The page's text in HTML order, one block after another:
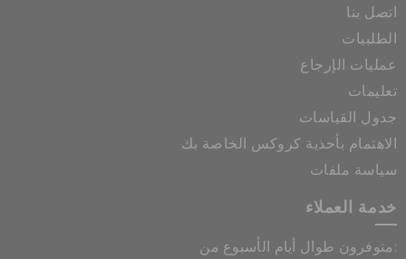
اتصل بنا
الطلبيات
عمليات الإرجاع
تعليمات
جدول القياسات
الاهتمام بأحذية كروكس الخاصة بك
سياسة ملفات
خدمة العملاء
متوفرون طوال أيام الأسبوع من: